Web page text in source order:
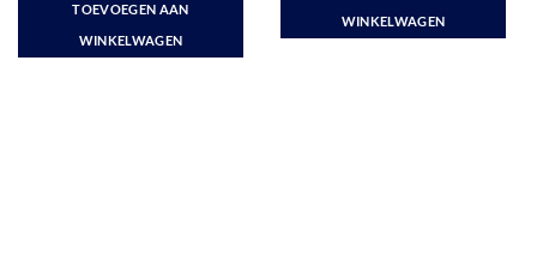
TOEVOEGEN AAN
WINKELWAGEN
WINKELWAGEN